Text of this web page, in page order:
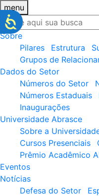
menu
Sobre
Pilares
Estrutura
Grupos de
Dados do Setor
Números do Setor
Números Estaduais
Inaugurações
Universidade Abrasce
Sobre a
Cursos Presenciais
Prêmio Acadêmico
Eventos
Notícias
Defesa do Setor